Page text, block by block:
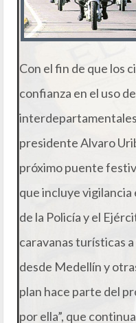
Con el fin de que los
confianza en el uso
presidente Alvaro
próximo puente
que incluye
de la Policía y el
caravanas turísticas
desde Medellín y
plan hace parte del
por ella”, que